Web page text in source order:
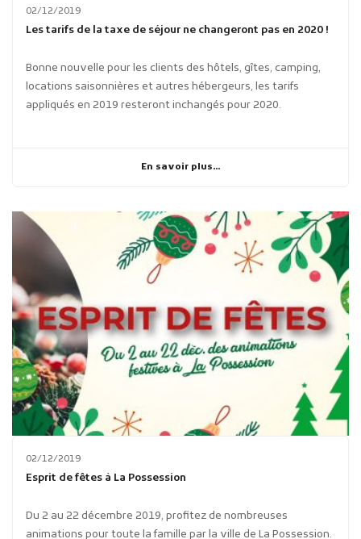
02/12/2019
Les tarifs de la taxe de séjour ne changeront pas en 2020 !
Bonne nouvelle pour les clients des hôtels, gîtes, camping,
locations saisonnières et autres hébergeurs, les tarifs
appliqués en 2019 resteront inchangés pour 2020.
En savoir plus...
02/12/2019
Esprit de fêtes à La Possession
Du 2 au 22 décembre 2019, profitez de nombreuses
animations pour toute la famille par la ville de La Possession.